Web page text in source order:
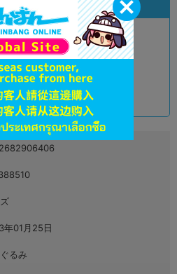
いの同一商品
税込
年01月25日
るみ